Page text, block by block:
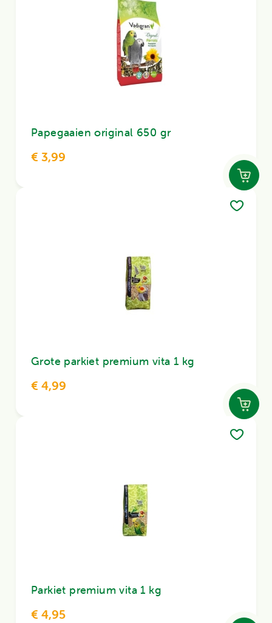
Papegaaien original 650 gr
€ 3,99
Grote parkiet premium vita 1 kg
€ 4,99
Parkiet premium vita 1 kg
€ 4,95